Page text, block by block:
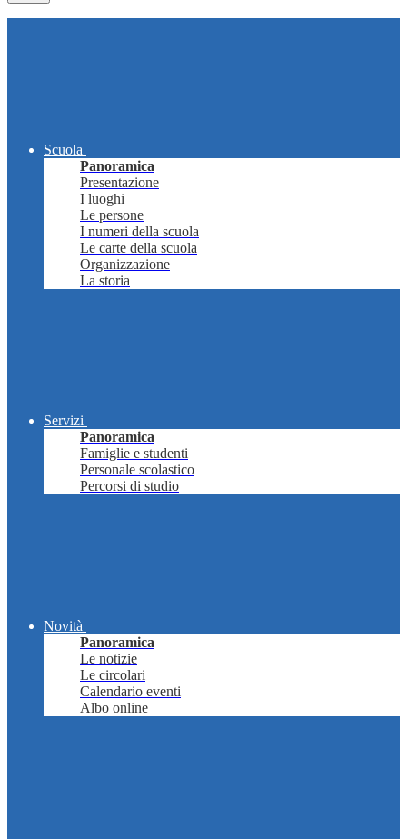
Scuola
Panoramica
Presentazione
I luoghi
Le persone
I numeri della scuola
Le carte della scuola
Organizzazione
La storia
Servizi
Panoramica
Famiglie e studenti
Personale scolastico
Percorsi di studio
Novità
Panoramica
Le notizie
Le circolari
Calendario eventi
Albo online